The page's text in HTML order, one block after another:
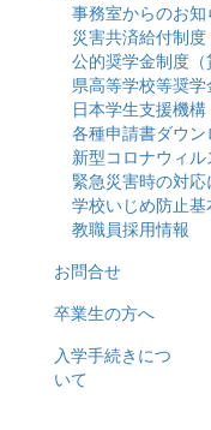
事務室からのお知
災害共済給付制度
公的奨学金制度
県高等学校等奨学
日本学生支援機構
各種申請書ダウン
新型コロナウィル
緊急災害時の対応
学校いじめ防止
教職員採用情報
お問合せ
卒業生の方へ
入学手続きにつ
いて